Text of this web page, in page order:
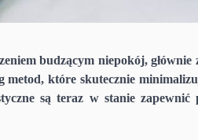
budzącym niepokój,
metod, które skutecznie
są teraz w stanie zapewnić